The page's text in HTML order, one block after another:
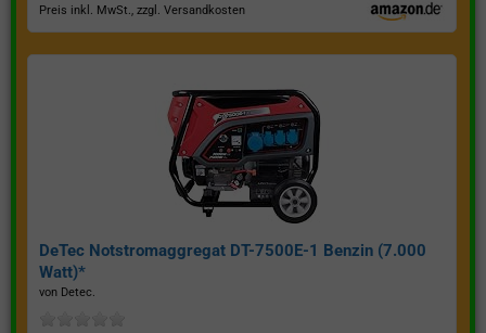
Preis inkl. MwSt., zzgl. Versandkosten
DeTec Notstromaggregat DT-7500E-1 Benzin (7.000
Watt)*
von Detec.